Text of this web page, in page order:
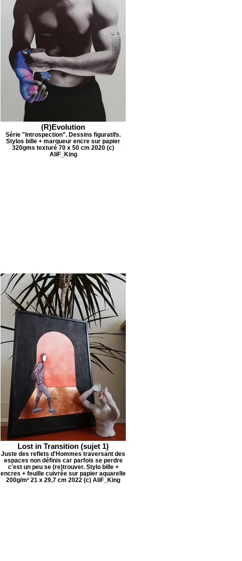
(R)Evolution
Série "Introspection". Dessins figuratifs.
Stylos bille + marqueur encre sur papier
320gms texturé 70 x 50 cm 2020 (c)
AliF_King
Lost in Transition (sujet 1)
Juste des reflets d'Hommes traversant des
espaces non définis car parfois se perdre
c'est un peu se (re)trouver. Stylo bille +
encres + feuille cuivrée sur papier aquarelle
200g/m² 21 x 29,7 cm 2022 (c) AliF_King